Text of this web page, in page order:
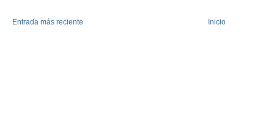
Entrada más reciente Inicio